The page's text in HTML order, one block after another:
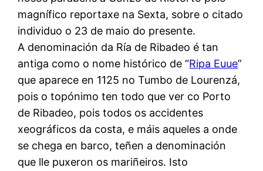
magnífico reportaxe na Sexta, sobre o citado
individuo o 23 de maio do presente.
A denominación da Ría de Ribadeo é tan
antiga como o nome histórico de “Ripa Euue”
que aparece en 1125 no Tumbo de Lourenzá,
pois o topónimo ten todo que ver co Porto
de Ribadeo, pois todos os accidentes
xeográficos da costa, e máis aqueles a onde
se chega en barco, teñen a denominación
que lle puxeron os mariñeiros. Isto